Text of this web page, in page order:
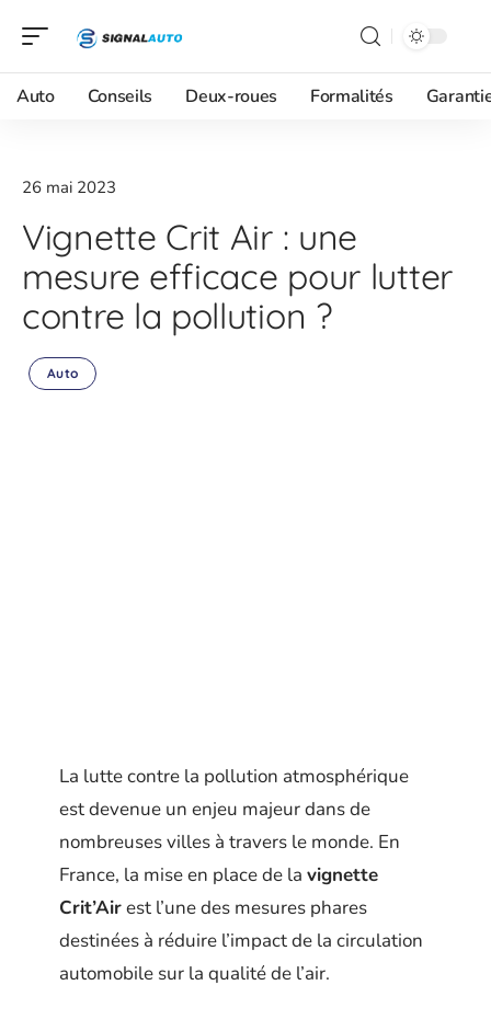
Auto Conseils Deux-roues Formalités
26 mai 2023
Vignette Crit Air : une
mesure efficace pour lutter
contre la pollution ?
Auto
La lutte contre la pollution atmosphérique
est devenue un enjeu majeur dans de
nombreuses villes à travers le monde. En
France, la mise en place de la vignette
Crit’Airest l’une des mesures phares
destinées à réduire l’impact de la circulation
automobile sur la qualité de l’air.